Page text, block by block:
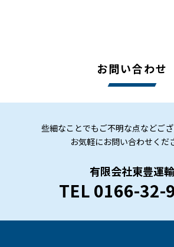
お問い合わせ
些細なことでも ご不明な点などござ
お気軽にお問い合わせくだ
有限会社東豊運輸
TEL 0166-32-